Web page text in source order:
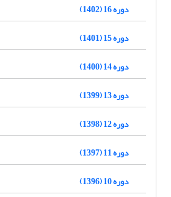
دوره 16 (1402)
دوره 15 (1401)
دوره 14 (1400)
دوره 13 (1399)
دوره 12 (1398)
دوره 11 (1397)
دوره 10 (1396)